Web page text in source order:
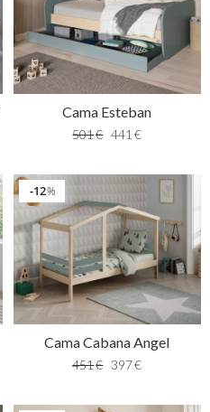
Cama Esteban
501€ 441 €
%
12
Cama Cabana Angel
451€ 397€